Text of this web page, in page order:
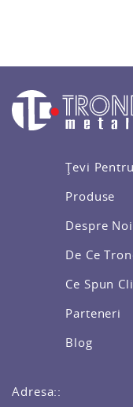
Țevi
Produse
Despre Noi
De Ce
Ce Spun
Parteneri
Blog
Adresa::